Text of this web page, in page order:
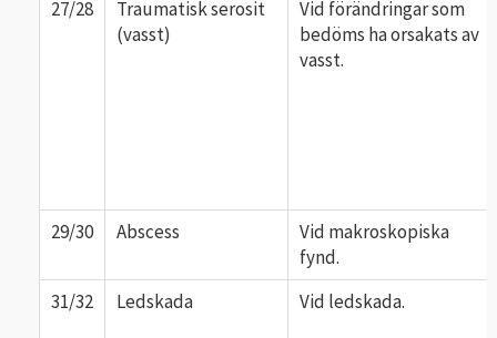
27/28
Traumatisk serosit
(vasst)
Vid förändringar som
bedöms ha orsakats av
vasst.
29/30 Abscess
Vid makroskopiska
fynd.
31/32
Ledskada Vid ledskada.